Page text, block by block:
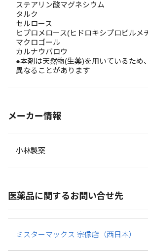
ステアリン酸マグネシウム
タルク
セルロース
ヒプロメロース(ヒドロキシプロピルメ
マクロゴール
カルナウバロウ
●本剤は天然物(生薬)を用いているため
異なることがあります
メーカー情報
小林製薬
医薬品に関するお問い合せ先
ミスターマックス 宗像店（西日本）